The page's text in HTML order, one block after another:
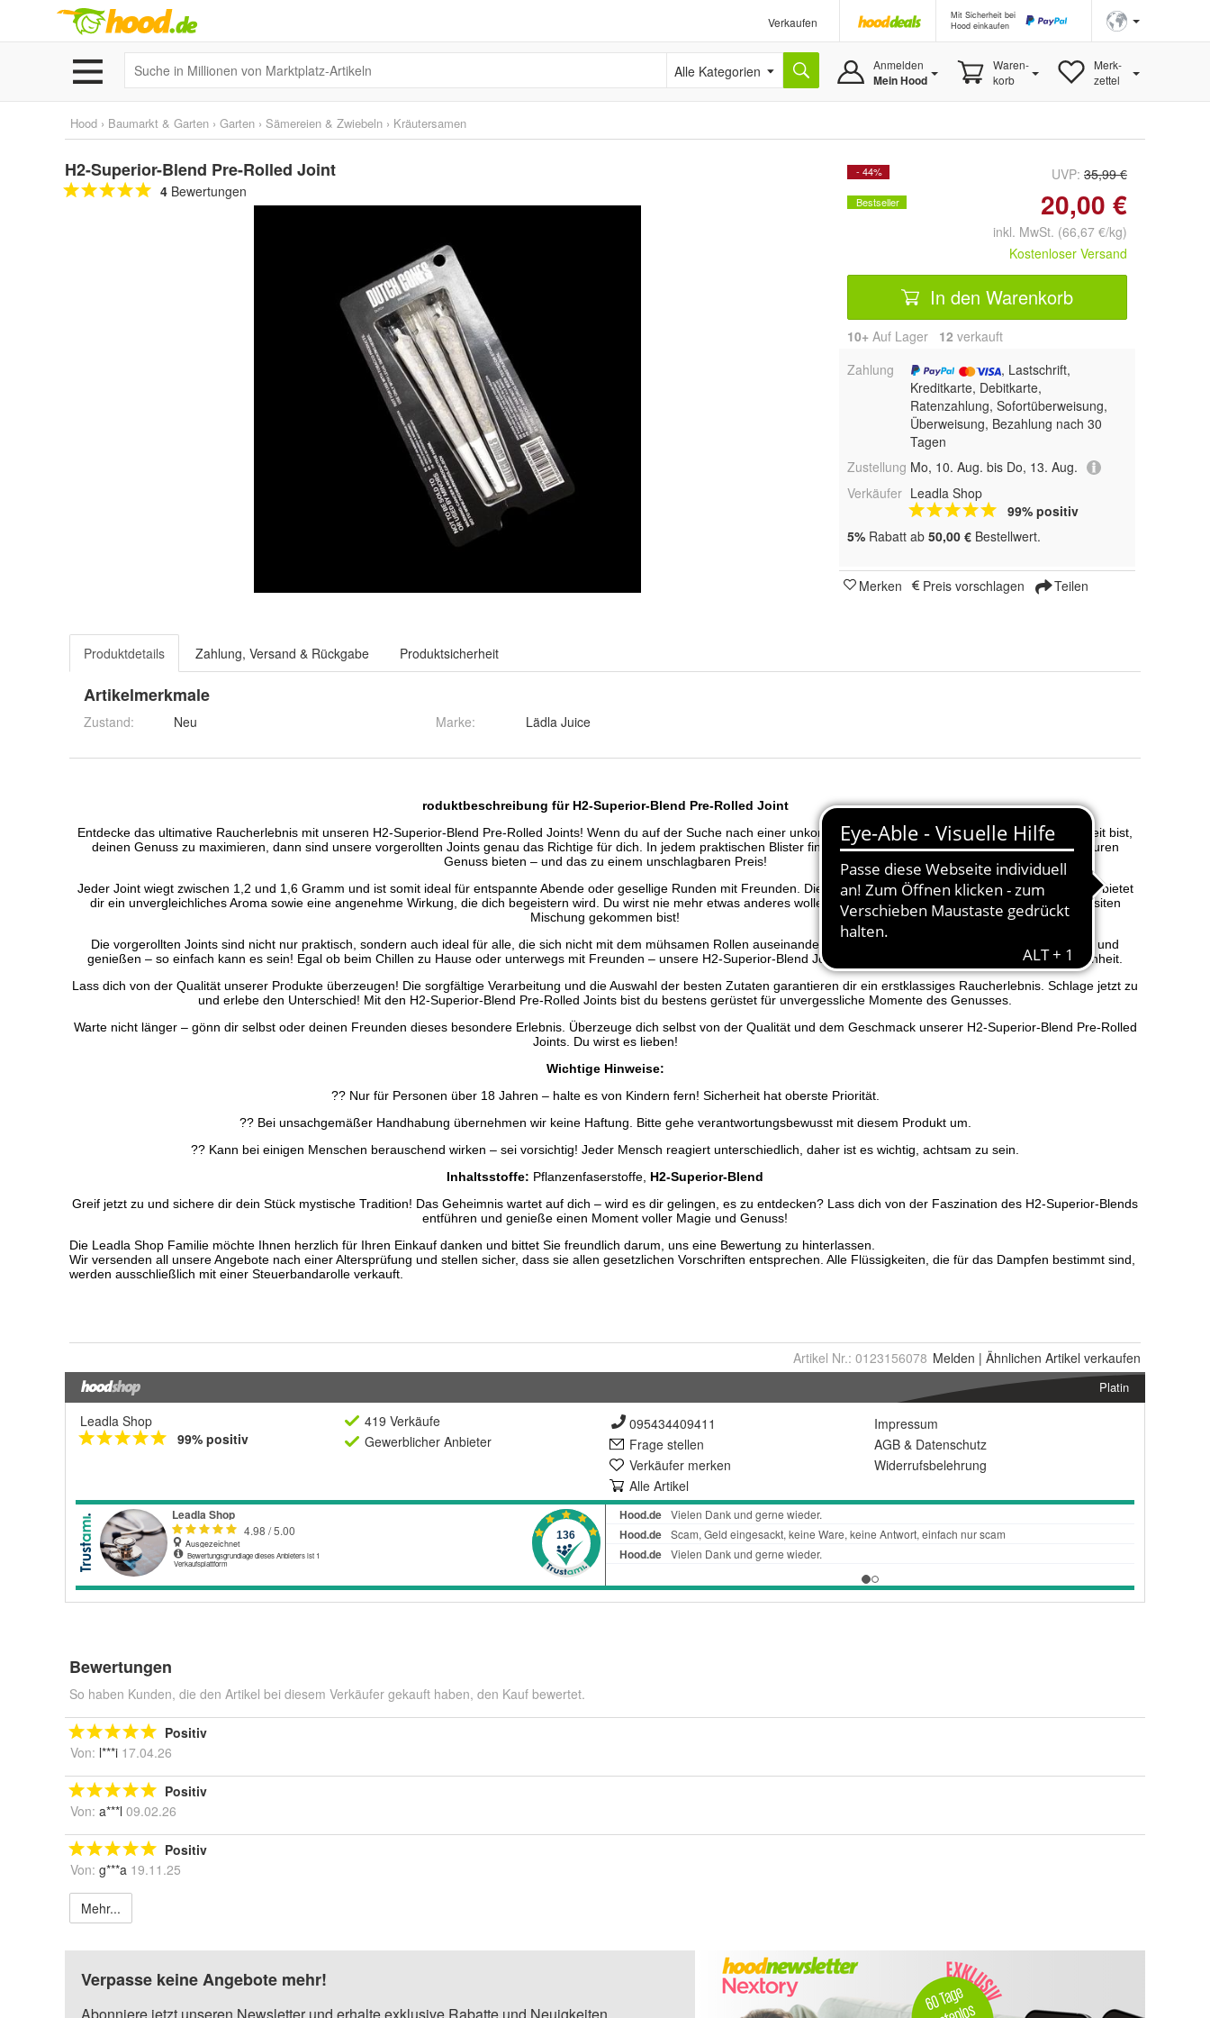
Verkaufen
Mit Sicherheit bei
Hood einkaufen
Alle Kategorien Anmelden
Mein Hood
Waren-
korb
Merk-
zettel
Hood › Baumarkt & Garten › Garten › Sämereien & Zwiebeln › Kräutersamen
H2-Superior-Blend Pre-Rolled Joint
4 Bewertungen
- 44% UVP: 35,99 €
Bestseller 20,00 €
inkl. MwSt. (66,67 €/kg)
Kostenloser Versand
In den Warenkorb
10+ Auf Lager 12 verkauft
Zahlung
, Lastschrift,
Kreditkarte, Debitkarte,
Ratenzahlung, Sofortüberweisung,
Überweisung, Bezahlung nach 30
Tagen
Zustellung Mo, 10. Aug. bis Do, 13. Aug.
Verkäufer Leadla Shop
99% positiv
5% Rabatt ab 50,00 € Bestellwert.
Merken Preis vorschlagen Teilen
Produktdetails Zahlung, Versand & Rückgabe Produktsicherheit
Artikelmerkmale
Zustand: Neu Marke: Lädla Juice
Artikel Nr.: 0123156078 Melden | Ähnlichen Artikel verkaufen
Platin
Leadla Shop
99% positiv
419 Verkäufe
Gewerblicher Anbieter
095434409411
Frage stellen
Verkäufer merken
Alle Artikel
Impressum
AGB & Datenschutz
Widerrufsbelehrung
Bewertungen
So haben Kunden, die den Artikel bei diesem Verkäufer gekauft haben, den Kauf bewertet.
Positiv
Von: l***i 17.04.26
Positiv
Von: a***l 09.02.26
Positiv
Von: g***a 19.11.25
Mehr...
Verpasse keine Angebote mehr!